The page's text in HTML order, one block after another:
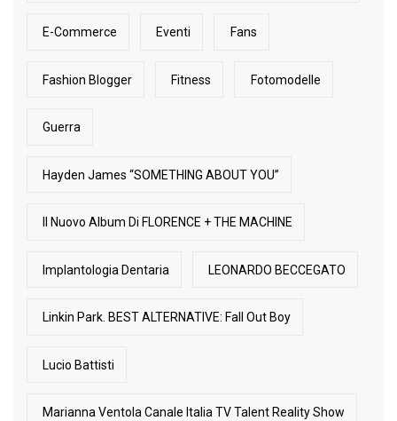
E-Commerce Eventi Fans
Fashion Blogger Fitness Fotomodelle
Guerra
Hayden James “SOMETHING ABOUT YOU”
Il Nuovo Album Di FLORENCE + THE MACHINE
Implantologia Dentaria LEONARDO BECCEGATO
Linkin Park. BEST ALTERNATIVE: Fall Out Boy
Lucio Battisti
Marianna Ventola Canale Italia TV Talent Reality Show